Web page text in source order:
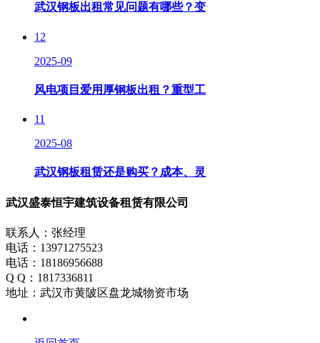
武汉钢板出租常见问题有哪些？变
12
2025-09
风电项目爱用厚钢板出租？重型工
11
2025-08
武汉钢板租赁还是购买？成本、灵
武汉盛泰恒宇建筑设备租赁有限公司
联系人：张经理
电话：13971275523
电话：18186956688
Q Q：1817336811
地址：武汉市黄陂区盘龙城物资市场